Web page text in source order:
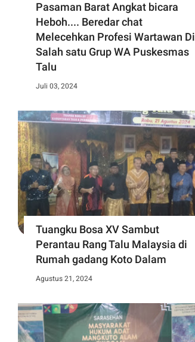
Pasaman Barat Angkat bicara
Heboh.... Beredar chat
Melecehkan Profesi Wartawan Di
Salah satu Grup WA Puskesmas
Talu
Juli 03, 2024
Tuangku Bosa XV Sambut
Perantau Rang Talu Malaysia di
Rumah gadang Koto Dalam
Agustus 21, 2024